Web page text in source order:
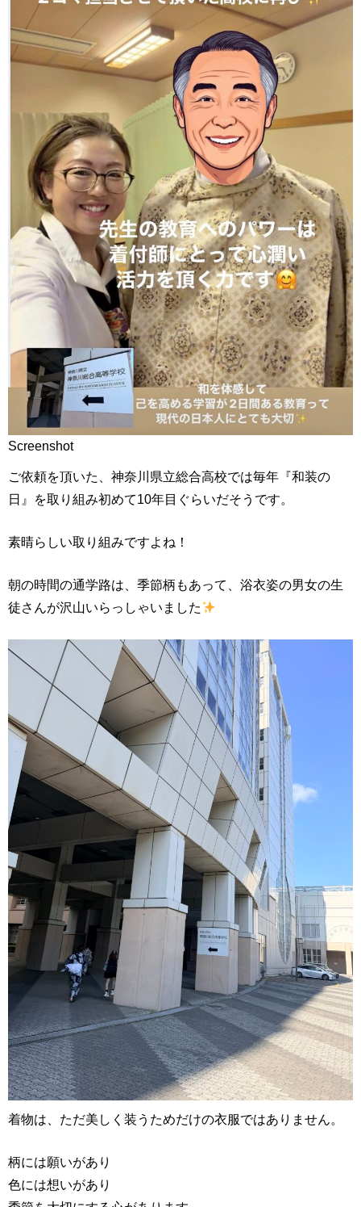
Screenshot
ご依頼を頂いた、神奈川県立総合高校では毎年『和装の
日』を取り組み初めて10年目ぐらいだそうです。
素晴らしい取り組みですよね！
朝の時間の通学路は、季節柄もあって、浴衣姿の男女の生
徒さんが沢山いらっしゃいました
着物は、ただ美しく装うためだけの衣服ではありません。
柄には願いがあり
色には想いがあり